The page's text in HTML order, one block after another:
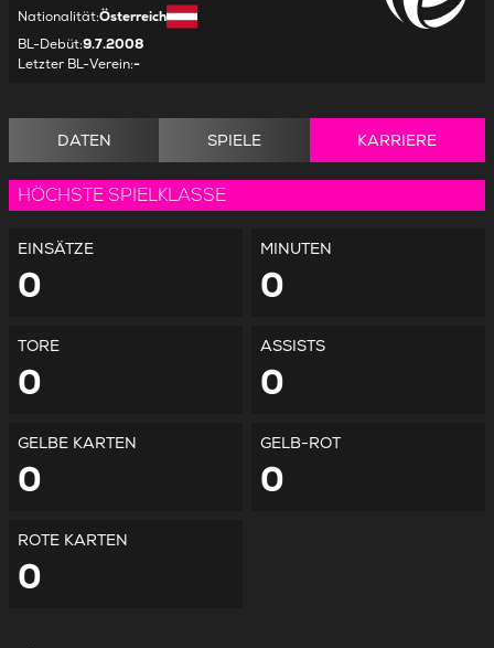
Nationalität:Österreich
BL-Debüt:9.7.2008
Letzter BL-Verein:-
DATEN SPIELE KARRIERE
HÖCHSTE SPIELKLASSE
EINSÄTZE
0
MINUTEN
0
TORE
0
ASSISTS
0
GELBE KARTEN
0
GELB-ROT
0
ROTE KARTEN
0